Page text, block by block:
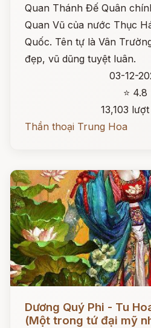
Quan Thánh Đế Quân
Quan Vũ của nước Thục
Quốc. Tên tự là Vân
đẹp, vũ dũng tuyệt luân.
03-12-
⭐ 4.8
13,103
Thần thoại Trung Hoa
Dương Quý Phi - Tu
(Một trong tứ đại mỹ